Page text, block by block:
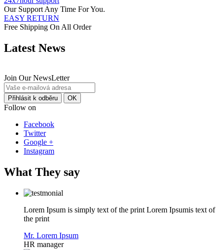
Our Support Any Time For You.
EASY RETURN
Free Shipping On All Order
Latest News
Join Our NewsLetter
Follow on
Facebook
Twitter
Google +
Instagram
What They say
Lorem Ipsum is simply text of the print Lorem Ipsumis text of
the print
Mr. Lorem Ipsum
HR manager